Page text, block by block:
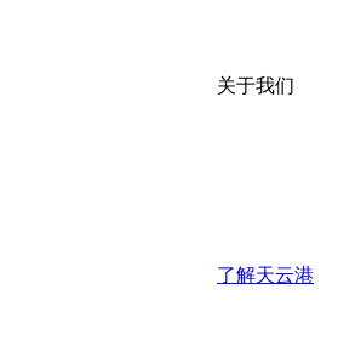
关于我们
了解天云港